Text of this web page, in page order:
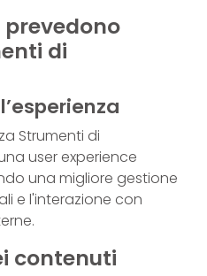
di
Strumenti di
user experience
una migliore gestione
e l'interazione con
contenuti